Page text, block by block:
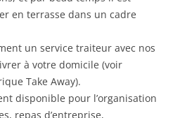
en terrasse dans un cadre
un service traiteur avec nos
à votre domicile (voir
Take Away).
disponible pour l’organisation
repas d’entreprise,